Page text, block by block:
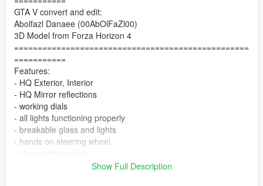
GTA V convert and edit:
Abolfazl Danaee (00AbOlFaZl00)
3D Model from Forza Horizon 4
==================================================
===========
Features:
- HQ Exterior, Interior
- HQ Mirror reflections
- working dials
- all lights functioning properly
- breakable glass and lights
- hands on steering wheel
Show Full Description